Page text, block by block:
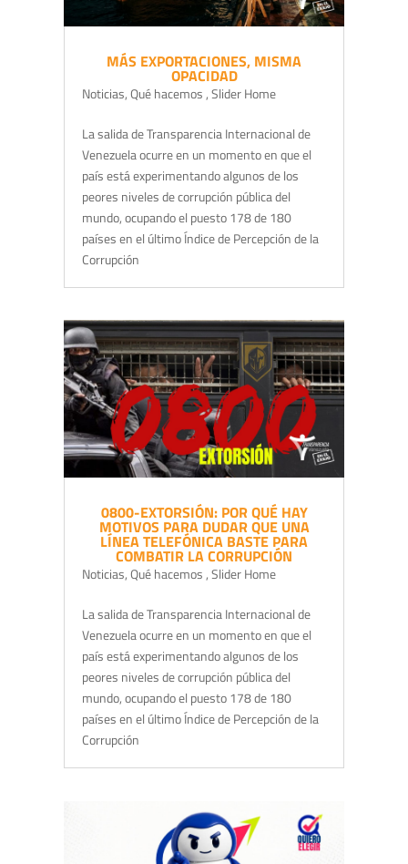
MÁS EXPORTACIONES, MISMA
OPACIDAD
Noticias,Qué hacemos ,Slider Home
La salida de Transparencia Internacional de
Venezuela ocurre en un momento en que el
país está experimentando algunos de los
peores niveles de corrupción pública del
mundo, ocupando el puesto 178 de 180
países en el último Índice de Percepción de la
Corrupción
0800-EXTORSIÓN: POR QUÉ HAY
MOTIVOS PARA DUDAR QUE UNA
LÍNEA TELEFÓNICA BASTE PARA
COMBATIR LA CORRUPCIÓN
Noticias,Qué hacemos ,Slider Home
La salida de Transparencia Internacional de
Venezuela ocurre en un momento en que el
país está experimentando algunos de los
peores niveles de corrupción pública del
mundo, ocupando el puesto 178 de 180
países en el último Índice de Percepción de la
Corrupción